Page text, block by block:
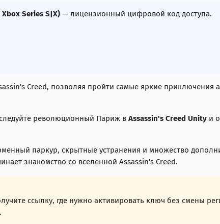
Series S|X) — лицензионный цифровой код доступа.
Creed, позволяя пройти самые яркие приключения
революционный Париж в Assassin's Creed Unity и
паркур, скрытные устранения и множество
знакомство со вселенной Assassin's Creed.
ссылку, где нужно активировать ключ без смены